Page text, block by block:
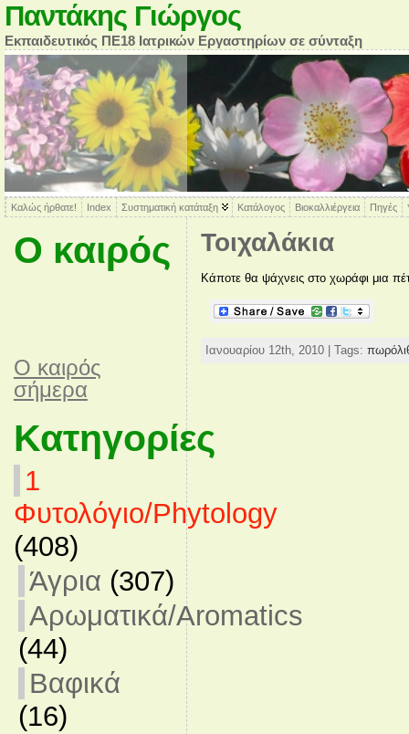
Παντάκης Γιώργος
Εκπαιδευτικός ΠΕ18 Ιατρικών Εργαστηρίων σε σύνταξη
Καλώς ήρθατε! Index Συστηματική κατάταξη Κατάλογος Βιοκαλλιέργεια Πηγές
Ο καιρός
O καιρός
σήμερα
Κατηγορίες
1
Φυτολόγιο/Phytology
(408)
Άγρια (307)
Αρωματικά/Aromatics
(44)
Βαφικά
(16)
Τοιχαλάκια
Κάποτε θα ψάχνεις στο χωράφι μια
Ιανουαρίου 12th, 2010 | Tags: